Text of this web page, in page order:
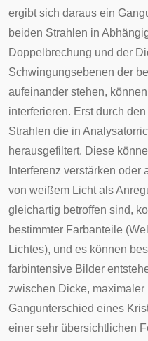
ergibt sich daraus ein
beiden Strahlen in
Doppelbrechung und der
Schwingungsebenen der
aufeinander stehen,
interferieren. Erst durch
Strahlen die in
herausgefiltert. Diese
Interferenz verstärken
von weißem Licht als
gleichartig betroffen sind,
bestimmter Farbanteile
Lichtes), und es können
farbintensive Bilder
zwischen Dicke,
Gangunterschied eines
einer sehr übersichtlichen